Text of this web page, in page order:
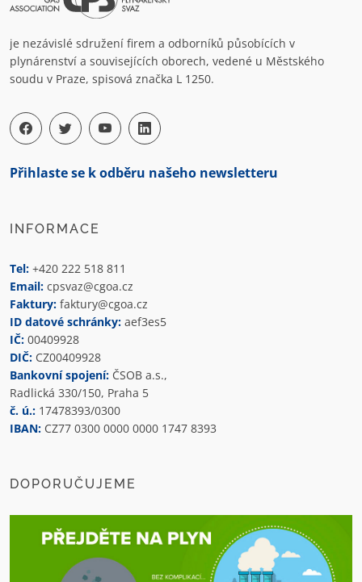
je nezávislé sdružení firem a odborníků působících v
plynárenství a souvisejících oborech, vedené u Městského
soudu v Praze, spisová značka L 1250.
Přihlaste se k odběru našeho newsletteru
INFORMACE
Tel: +420 222 518 811
Email: cpsvaz@cgoa.cz
Faktury: faktury@cgoa.cz
ID datové schránky: aef3es5
IČ: 00409928
DIČ: CZ00409928
Bankovní spojení: ČSOB a.s.,
Radlická 330/150, Praha 5
č. ú.: 17478393/0300
IBAN: CZ77 0300 0000 0000 1747 8393
DOPORUČUJEME